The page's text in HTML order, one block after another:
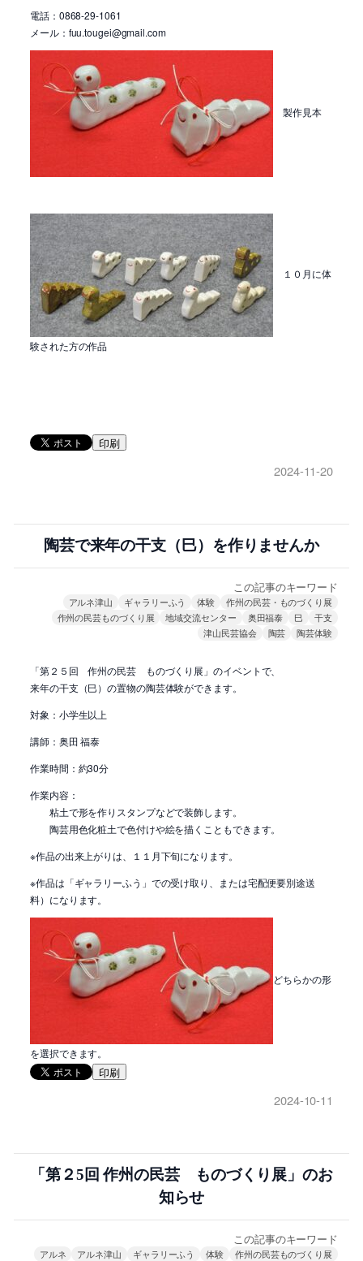
電話：0868-29-1061
メール：fuu.tougei@gmail.com
製作見本
１０月に体
験された方の作品
印刷
2024-11-20
陶芸で来年の干支（巳）を作りませんか
この記事のキーワード
アルネ津山 ギャラリーふう 体験
作州の民芸・ものづくり展
作州の民芸ものづくり展
地域交流センター 奥田福泰 巳
干支
津山民芸協会
陶芸 陶芸体験
「第２５回 作州の民芸 ものづくり展」のイベントで、
来年の干支（巳）の置物の陶芸体験ができます。
対象：小学生以上
講師：奥田 福泰
作業時間：約30分
作業内容：
粘土で形を作りスタンプなどで装飾します。
陶芸用色化粧土で色付けや絵を描くこともできます。
※作品の出来上がりは、１１月下旬になります。
※作品は「ギャラリーふう」での受け取り、または宅配便要別途送
料）になります。
どちらかの形
を選択できます。
印刷
2024-10-11
「第２5回 作州の民芸 ものづくり展」のお
知らせ
この記事のキーワード
アルネ アルネ津山 ギャラリーふう 体験 作州の民芸ものづくり展